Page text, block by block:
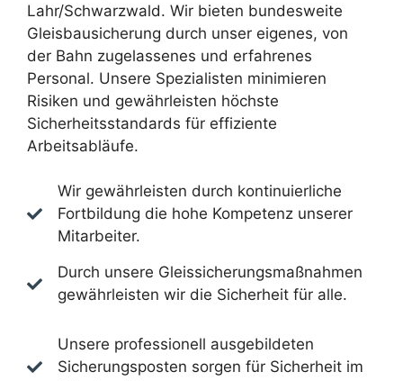
Lahr/Schwarzwald. Wir bieten bundesweite
Gleisbausicherung durch unser eigenes, von
der Bahn zugelassenes und erfahrenes
Personal. Unsere Spezialisten minimieren
Risiken und gewährleisten höchste
Sicherheitsstandards für effiziente
Arbeitsabläufe.
Wir gewährleisten durch kontinuierliche
Fortbildung die hohe Kompetenz unserer
Mitarbeiter.
Durch unsere Gleissicherungsmaßnahmen
gewährleisten wir die Sicherheit für alle.
Unsere professionell ausgebildeten
Sicherungsposten sorgen für Sicherheit im